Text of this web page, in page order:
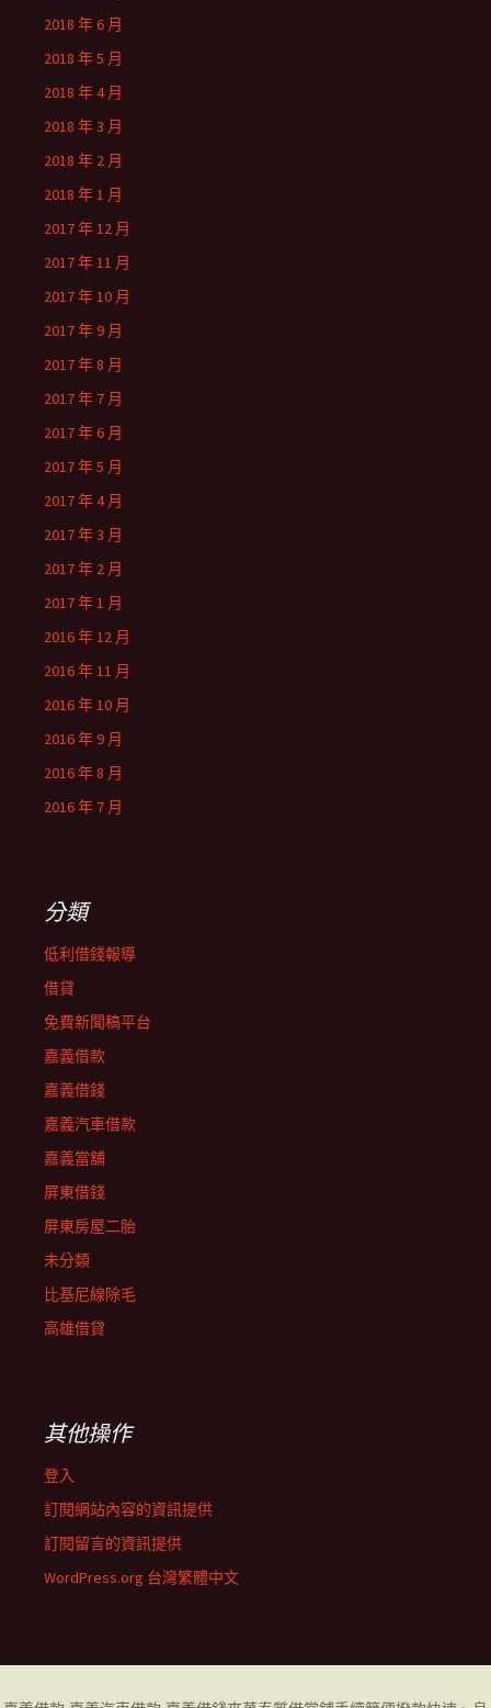
2018 年 6 月
2018 年 5 月
2018 年 4 月
2018 年 3 月
2018 年 2 月
2018 年 1 月
2017 年 12 月
2017 年 11 月
2017 年 10 月
2017 年 9 月
2017 年 8 月
2017 年 7 月
2017 年 6 月
2017 年 5 月
2017 年 4 月
2017 年 3 月
2017 年 2 月
2017 年 1 月
2016 年 12 月
2016 年 11 月
2016 年 10 月
2016 年 9 月
2016 年 8 月
2016 年 7 月
分類
低利借錢報導
借貸
免費新聞稿平台
嘉義借款
嘉義借錢
嘉義汽車借款
嘉義當舖
屏東借錢
屏東房屋二胎
未分類
比基尼線除毛
高雄借貸
其他操作
登入
訂閱網站內容的資訊提供
訂閱留言的資訊提供
WordPress.org 台灣繁體中文